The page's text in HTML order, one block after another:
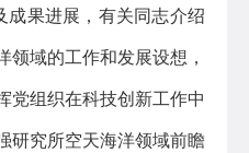
成果进展，有关同志介绍
领域的工作和发展设想，
党组织在科技创新工作中
研究所空天海洋领域前瞻